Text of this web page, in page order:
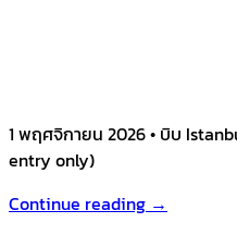
1 พฤศจิกายน 2026 • บิบ
entry only)
Continue reading →